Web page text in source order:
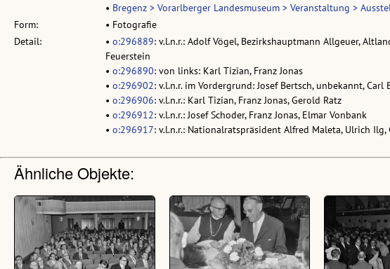
• Bregenz > Vorarlberger Landesmuseum > Veranstaltung >
Form:
• Fotografie
Detail:
• o:296889: v.l.n.r.: Adolf Vögel, Bezirkshauptmann Allgeuer,
Feuerstein
• o:296890: von links: Karl Tizian, Franz Jonas
• o:296902: v.l.n.r. im Vordergrund: Josef Bertsch, unbekannt, Carl
• o:296906: v.l.n.r.: Karl Tizian, Franz Jonas, Gerold Ratz
• o:296912: v.l.n.r.: Josef Schoder, Franz Jonas, Elmar Vonbank
• o:296917: v.l.n.r.: Nationalratspräsident Alfred Maleta, Ulrich Ilg,
Ähnliche Objekte: